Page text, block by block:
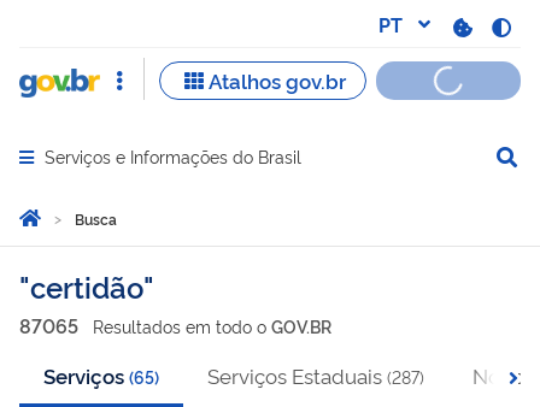
Abrir menu principal de navegação
Serviços e Informações do Brasil
Você está aqui:
Página Inicial
Busca
Busca
certidão
87065 Resultados em todo o GOV.BR
Serviços (65) Serviços Estaduais (287)